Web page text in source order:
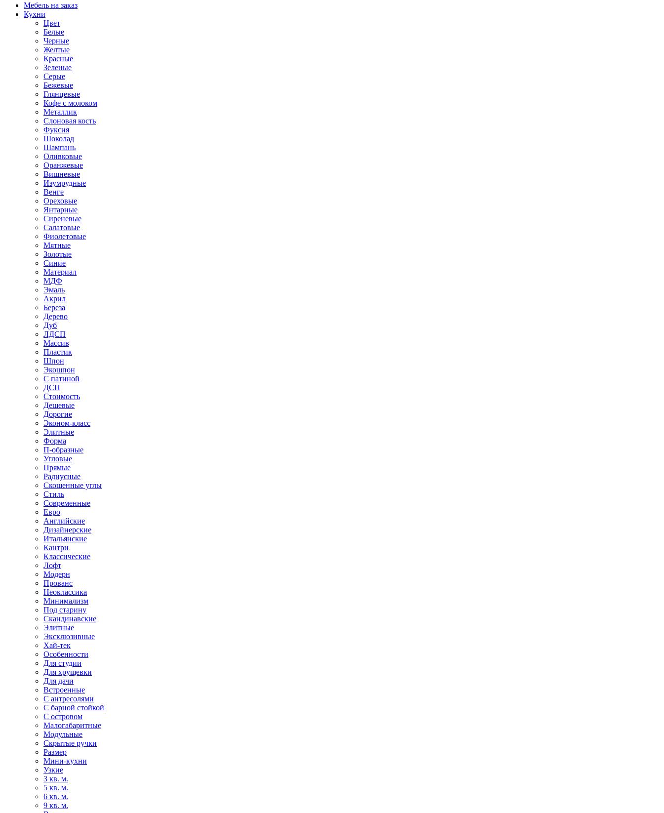
Мебель на заказ
Кухни
Цвет
Белые
Черные
Желтые
Красные
Зеленые
Серые
Бежевые
Глянцевые
Кофе с молоком
Металлик
Слоновая кость
Фуксия
Шоколад
Шампань
Оливковые
Оранжевые
Вишневые
Изумрудные
Венге
Ореховые
Янтарные
Сиреневые
Салатовые
Фиолетовые
Мятные
Золотые
Синие
Материал
МДФ
Эмаль
Акрил
Береза
Дерево
Дуб
ЛДСП
Массив
Пластик
Шпон
Экошпон
С патиной
ДСП
Стоимость
Дешевые
Дорогие
Эконом-класс
Элитные
Форма
П-образные
Угловые
Прямые
Радиусные
Скошенные углы
Стиль
Современные
Евро
Английские
Дизайнерские
Итальянские
Кантри
Классические
Лофт
Модерн
Прованс
Неоклассика
Минимализм
Под старину
Скандинавские
Элитные
Эксклюзивные
Хай-тек
Особенности
Для студии
Для хрущевки
Для дачи
Встроенные
С антресолями
С барной стойкой
С островом
Малогабаритные
Модульные
Скрытые ручки
Размер
Мини-кухни
Узкие
3 кв. м.
5 кв. м.
6 кв. м.
9 кв. м.